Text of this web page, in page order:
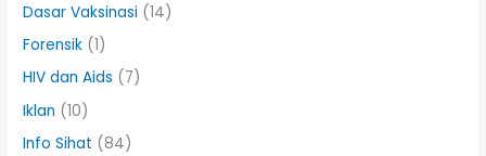
Dasar Vaksinasi (14)
Forensik (1)
HIV dan Aids (7)
Iklan (10)
Info Sihat (84)